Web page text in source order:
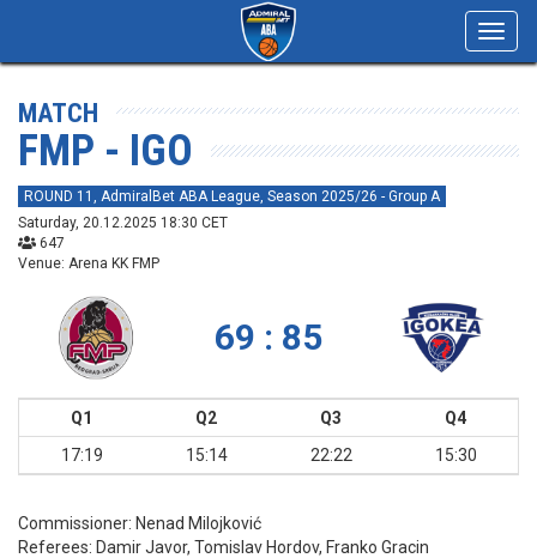
MATCH
FMP - IGO
ROUND 11, AdmiralBet ABA League, Season 2025/26 - Group A
Saturday, 20.12.2025 18:30 CET
647
Venue: Arena KK FMP
69 : 85
Q1 Q2 Q3
Q4
17:19
15:14 22:22 15:30
Commissioner: Nenad Milojković
Referees: Damir Javor, Tomislav Hordov, Franko Gracin